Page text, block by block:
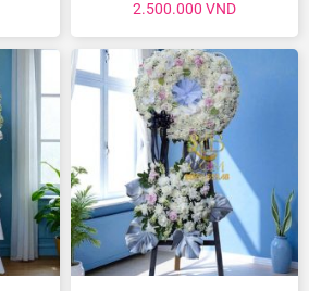
2.500.000 VND